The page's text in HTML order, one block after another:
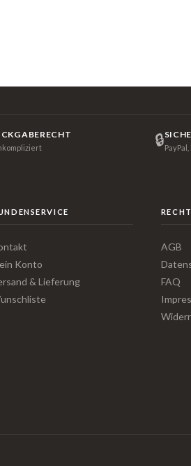
🔒
Konto
& Lieferung
AGB
FAQ